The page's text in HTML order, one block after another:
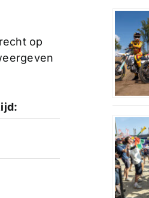
op